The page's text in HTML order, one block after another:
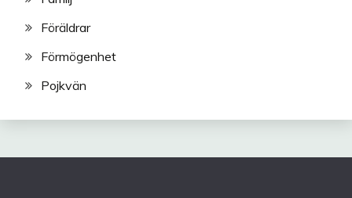
Föräldrar
Förmögenhet
Pojkvän